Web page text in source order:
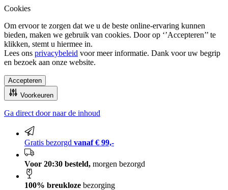
Cookies
Om ervoor te zorgen dat we u de beste online-ervaring kunnen
bieden, maken we gebruik van cookies. Door op ‘’Accepteren’’ te
klikken, stemt u hiermee in.
Lees ons privacybeleid voor meer informatie. Dank voor uw begrip
en bezoek aan onze website.
Accepteren
Voorkeuren
100% breukloze bezorging
Ga direct door naar de inhoud
Gratis bezorgd vanaf € 99,-
Voor 20:30 besteld, morgen bezorgd
100% breukloze bezorging